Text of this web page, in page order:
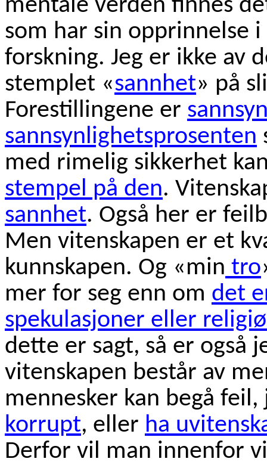
mentale verden finnes
som har sin opprinnelse
forskning. Jeg er ikke av
stemplet «sannhet» på
Forestillingene er
sannsynlighetsprosenten
med rimelig sikkerhet
stempel på den.
sannhet. Også her er
Men vitenskapen er et
kunnskapen. Og «min tro
mer for seg enn om det
spekulasjoner eller
dette er sagt, så er også
vitenskapen består av
mennesker kan begå
korrupt, eller ha
Derfor vil man innenfor